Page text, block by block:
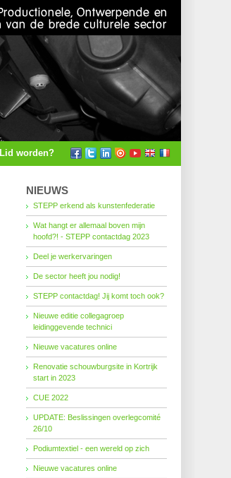
Lid worden?
NIEUWS
STEPP erkend als kunstenfederatie
Wat hangt er allemaal boven mijn
hoofd?! - STEPP contactdag 2023
Deel je werkervaringen
De sector heeft jou nodig!
STEPP contactdag! Jij komt toch ook?
Nieuwe editie collegagroep
leidinggevende technici
Nieuwe vacatures online
Renovatie schouwburgsite in Kortrijk
start in 2023
CUE 2022
UPDATE: Beslissingen overlegcomité
26/10
Podiumtextiel - een wereld op zich
Nieuwe vacatures online